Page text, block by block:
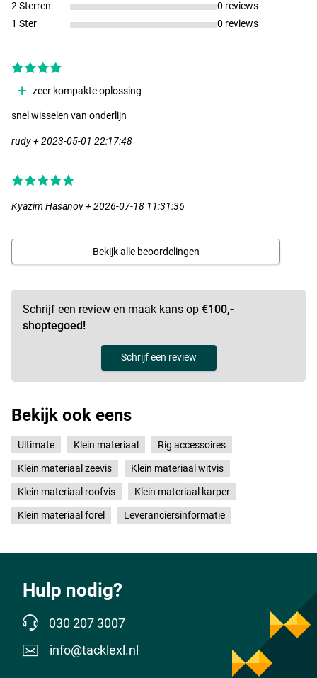
2 Sterren
0 reviews
1 Ster
0 reviews
zeer kompakte oplossing
snel wisselen van onderlijn
rudy + 2023-05-01 22:17:48
Kyazim Hasanov + 2026-07-18 11:31:36
Bekijk alle beoordelingen
Schrijf een review en maak kans op €100,-
shoptegoed!
Schrijf een review
Bekijk ook eens
Ultimate Klein materiaal Rig accessoires
Klein materiaal zeevis Klein materiaal witvis
Klein materiaal roofvis Klein materiaal karper
Klein materiaal forel Leveranciersinformatie
Hulp nodig?
030 207 3007
info@tacklexl.nl